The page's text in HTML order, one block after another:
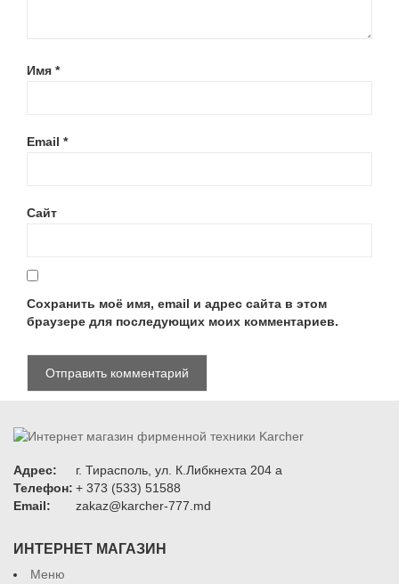
Имя *
Email *
Сайт
Сохранить моё имя, email и адрес сайта в этом
браузере для последующих моих комментариев.
Адрес:
г. Тирасполь, ул. К.Либкнехта 204 а
Телефон: + 373 (533) 51588
Email:
zakaz@karcher-777.md
ИНТЕРНЕТ МАГАЗИН
Меню